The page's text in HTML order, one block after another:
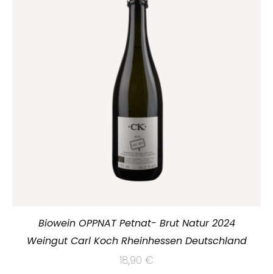
Biowein OPPNAT Petnat- Brut Natur 2024
Weingut Carl Koch Rheinhessen Deutschland
18,90 €